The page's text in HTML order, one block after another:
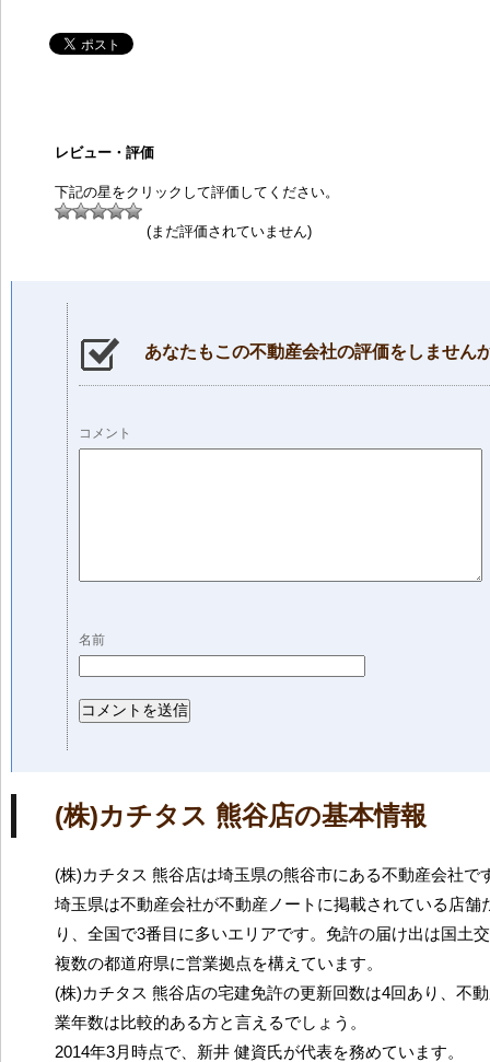
レビュー・評価
下記の星をクリックして評価してください。
(まだ評価されていません)
あなたもこの不動産会社の評価をしません
コメント
名前
(株)カチタス 熊谷店の基本情報
(株)カチタス 熊谷店は埼玉県の熊谷市にある不動産会社で
埼玉県は不動産会社が不動産ノートに掲載されている店舗
り、全国で3番目に多いエリアです。免許の届け出は国土
複数の都道府県に営業拠点を構えています。
(株)カチタス 熊谷店の宅建免許の更新回数は4回あり、不
業年数は比較的ある方と言えるでしょう。
2014年3月時点で、新井 健資氏が代表を務めています。